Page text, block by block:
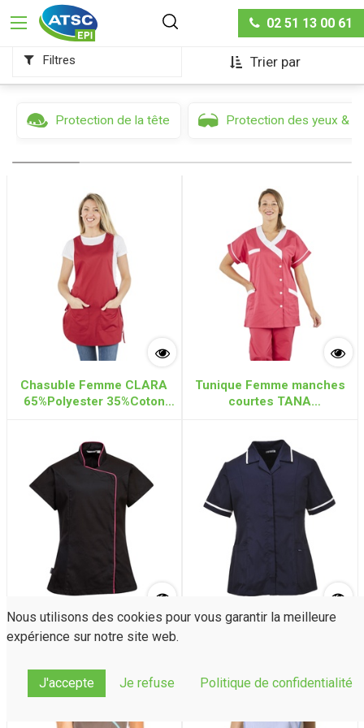
02 51 13 00 61
Collection Femmes
Filtres Trier par
Protection de la tête Protection des yeux &
Chasuble Femme CLARA
65%Polyester 35%Coton
Tunique Femme manches
courtes TANA
Tunique Femme manches
courtes WRAP LW15
210g
210g
Nous utilisons des cookies pour vous garantir la meilleure
expérience sur notre site web.
J'accepte Je refuse Politique de confidentialité